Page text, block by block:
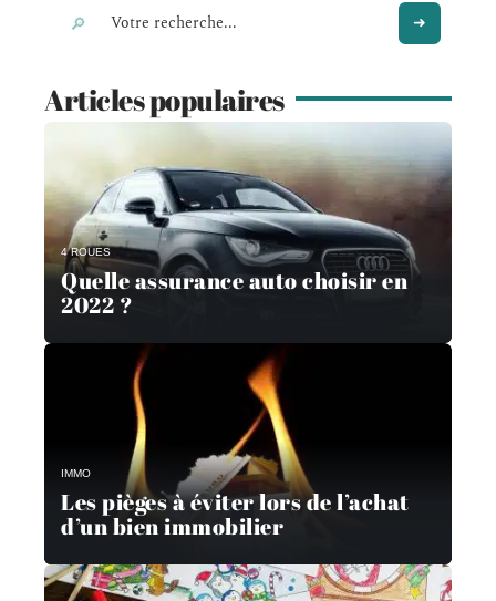
Articles populaires
4 ROUES
Quelle assurance auto choisir en
2022 ?
IMMO
Les pièges à éviter lors de l’achat
d’un bien immobilier